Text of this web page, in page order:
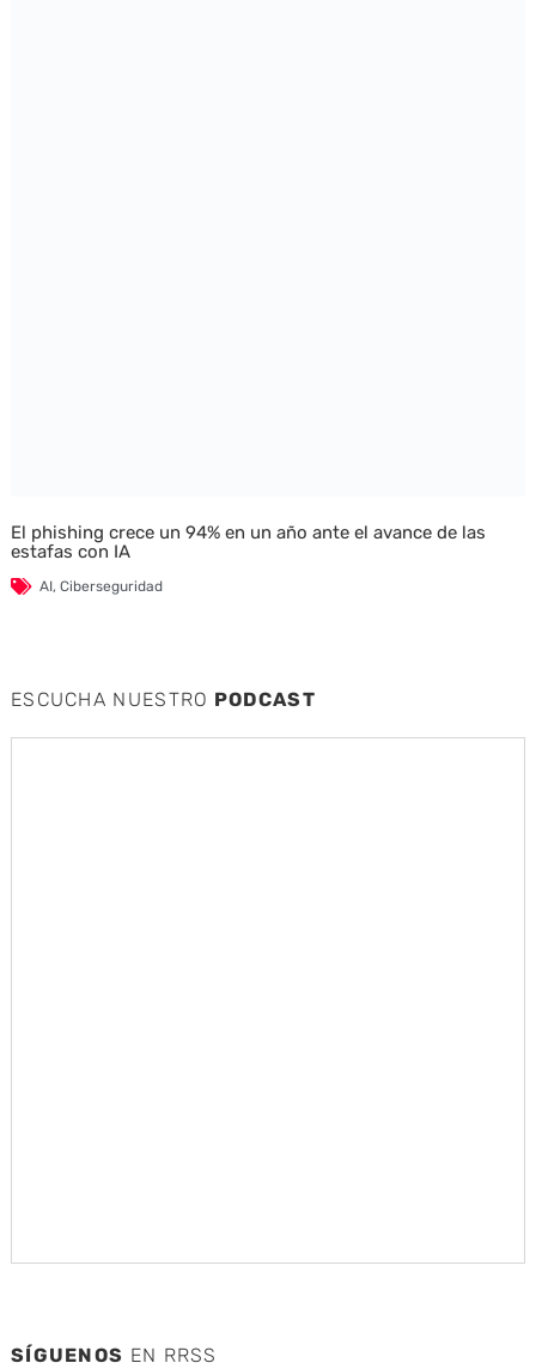
El phishing crece un 94% en un año ante el avance de las
estafas con IA
AI, Ciberseguridad
ESCUCHA NUESTRO PODCAST
SÍGUENOS EN RRSS